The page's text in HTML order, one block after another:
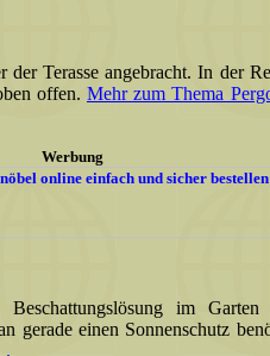
Terasse angebracht. In der
offen. Mehr zum Thema
Werbung
im
gerade einen Sonnenschutz
.